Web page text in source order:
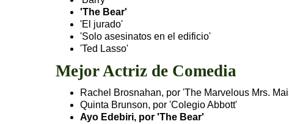
'The Bear'
'El jurado'
'Solo asesinatos en el edificio'
'Ted Lasso'
Mejor Actriz de Comedia
Rachel Brosnahan, por 'The Marvelous Mrs.
Quinta Brunson, por 'Colegio Abbott'
Ayo Edebiri, por 'The Bear'